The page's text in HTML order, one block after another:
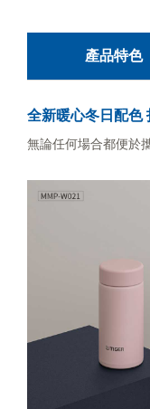
產品特色
全新暖心冬日配色
無論任何場合都便於